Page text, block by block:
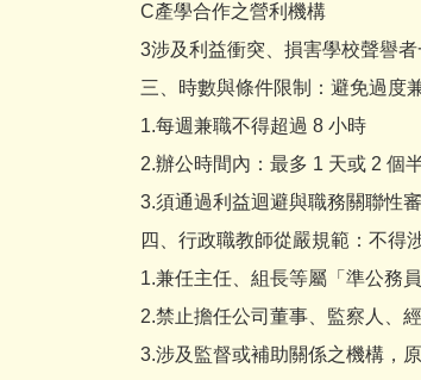
C產學合作之營利機構
3涉及利益衝突、損害學校聲譽者
三、時數與條件限制：避免過度
1.每週兼職不得超過 8 小時
2.辦公時間內：最多 1 天或 2 個
3.須通過利益迴避與職務關聯性
四、行政職教師從嚴規範：不得
1.兼任主任、組長等屬「準公務
2.禁止擔任公司董事、監察人、
3.涉及監督或補助關係之機構，